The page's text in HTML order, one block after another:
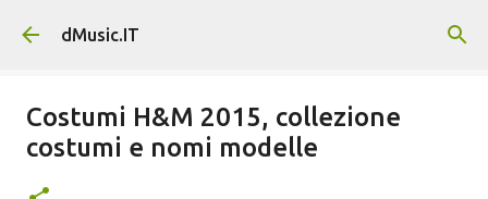
Passa ai contenuti principali
dMusic.IT
Costumi H&M 2015, collezione
costumi e nomi modelle